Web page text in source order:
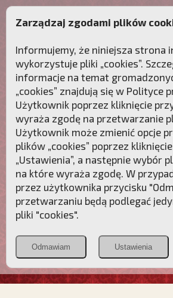
Przebudźmy
Polonia
Christiana
PCh24.pl
POZNAJ APOSTOLAT FATIMY
Zarządzaj zgodami plików
Informujemy, że niniejsza strona
wykorzystuje pliki „cookies”.
informacje na temat
„cookies” znajdują się w Polityce
Użytkownik poprzez kliknięcie
wyraża zgodę na przetwarzanie
Użytkownik może zmienić opcje
plików „cookies” poprzez
„Ustawienia”, a następnie wybór
na które wyraża zgodę. W
przez użytkownika przycisku
przetwarzaniu będą podlegać
pliki "cookies".
Odmawiam Ustawienia